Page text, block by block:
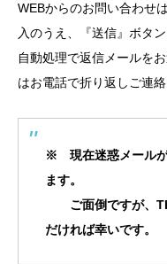
WEBからのお問い合わせ
入のうえ、『送信』ボタ
自動処理で返信メールを
はお電話で折り返しご連
※ 現在迷惑メールが
ます。
ご面倒ですが、
だければ幸いです。